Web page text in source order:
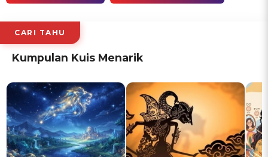
CARI TAHU
Kumpulan Kuis Menarik